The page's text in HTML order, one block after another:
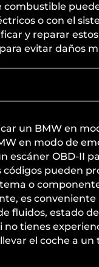
combustible
o con el
y reparar
evitar daños
un BMW en
en modo de
escáner OBD-II
códigos pueden
o
es
fluidos, estado
no tienes
el coche a un